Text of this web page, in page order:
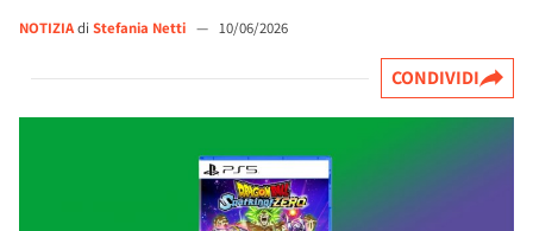
NOTIZIAdi Stefania Netti — 10/06/2026
CONDIVIDI